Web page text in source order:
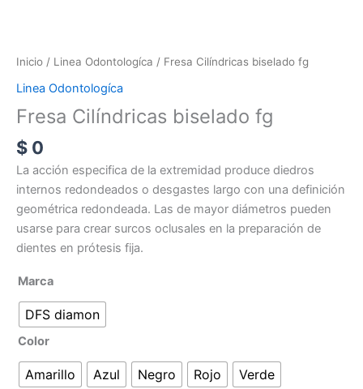
Inicio / Linea Odontologíca / Fresa Cilíndricas biselado fg
Linea Odontologíca
Fresa Cilíndricas biselado fg
$ 0
La acción especifica de la extremidad produce diedros
internos redondeados o desgastes largo con una definición
geométrica redondeada. Las de mayor diámetros pueden
usarse para crear surcos oclusales en la preparación de
dientes en prótesis fija.
Marca
DFS diamon
Color
Amarillo Azul Negro Rojo Verde